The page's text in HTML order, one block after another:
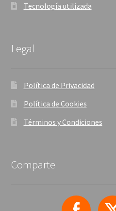
Tecnología utilizada
Legal
Política de Privacidad
Política de Cookies
Términos y Condiciones
Comparte